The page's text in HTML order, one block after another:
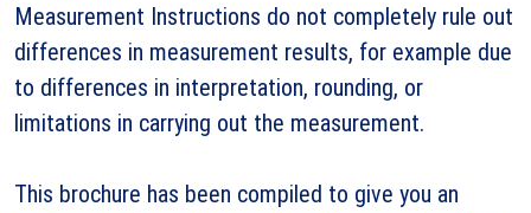
Measurement Instructions do not completely rule out
differences in measurement results, for example due
to differences in interpretation, rounding, or
limitations in carrying out the measurement.
This brochure has been compiled to give you an